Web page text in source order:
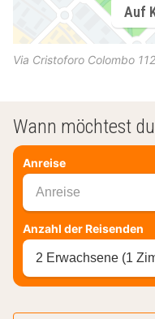
Auf
Via Cristoforo Colombo 112
Wann möchtest
Anreise
Anreise
Anzahl der Reisenden
2 Erwachsene (1